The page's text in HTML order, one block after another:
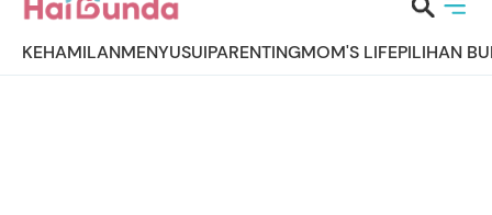
KEHAMILANMENYUSUIPARENTINGMOM'S LIFEPILIHAN